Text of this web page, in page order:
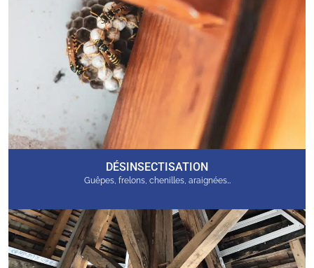
DÉSINSECTISATION
Guêpes, frelons, chenilles, araignées…